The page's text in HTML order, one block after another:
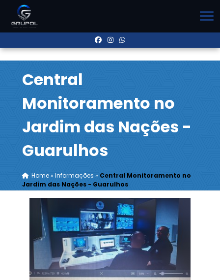
Central
Monitoramento no
Jardim das Nações -
Guarulhos
Home» Informações » Central Monitoramento no
Jardim das Nações - Guarulhos